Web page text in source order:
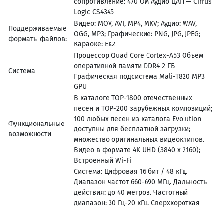
сопротивление: 470 Ом Аудио ЦАП — Cirrus
Logic CS4345
Поддерживаемые
форматы файлов:
Видео: MOV, AVI, MP4, MKV; Аудио: WAV,
OGG, MP3; Графические: PNG, JPG, JPEG;
Караоке: EK2
Система
Процессор Quad Core Cortex-A53 Объем
оперативной памяти DDR4 2 ГБ
Графическая подсистема Mali-T820 MP3
GPU
Функциональные
возможности
В каталоге TOP-1800 отечественных
песен и TOP-200 зарубежных композиций;
100 любых песен из каталога Evolution
доступны для бесплатной загрузки;
множество оригинальных видеоклипов.
Видео в формате 4K UHD (3840 х 2160);
Встроенный Wi-Fi
Система: Цифровая 16 бит / 48 кГц.
Диапазон частот 660-690 МГц. Дальность
действия: до 40 метров. Частотный
диапазон: 30 Гц-20 кГц. Сверхкороткая